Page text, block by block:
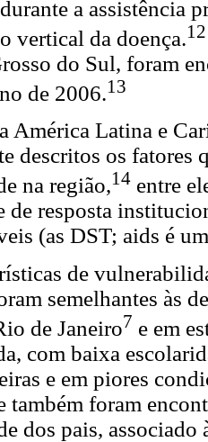
a assistência
vertical da doença.12
do Sul, foram
de 2006.13
América Latina e
descritos os fatores
na região,14 entre
de resposta
(as DST; aids é
de
semelhantes às
de Janeiro7 e em
com baixa
e em piores
também foram
dos pais,